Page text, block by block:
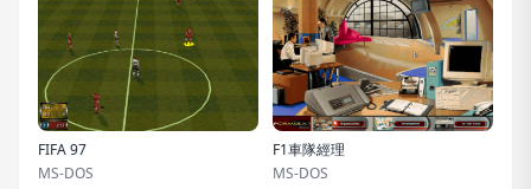
FIFA 97
MS-DOS
F1車隊經理
MS-DOS